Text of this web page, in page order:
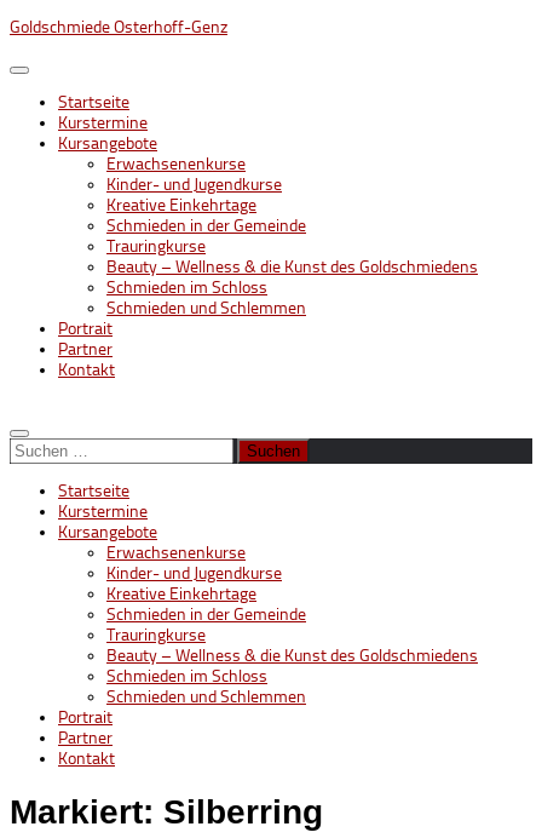
Unter
Inhalt
Goldschmiede Osterhoff-Genz
Startseite
Kurstermine
Kursangebote
Erwachsenenkurse
Kinder- und Jugendkurse
Kreative Einkehrtage
Schmieden in der Gemeinde
Trauringkurse
Beauty – Wellness & die Kunst des Goldschmiedens
Schmieden im Schloss
Schmieden und Schlemmen
Portrait
Partner
Kontakt
Suchen
nach:
Startseite
Kurstermine
Kursangebote
Erwachsenenkurse
Kinder- und Jugendkurse
Kreative Einkehrtage
Schmieden in der Gemeinde
Trauringkurse
Beauty – Wellness & die Kunst des Goldschmiedens
Schmieden im Schloss
Schmieden und Schlemmen
Portrait
Partner
Kontakt
Markiert: Silberring